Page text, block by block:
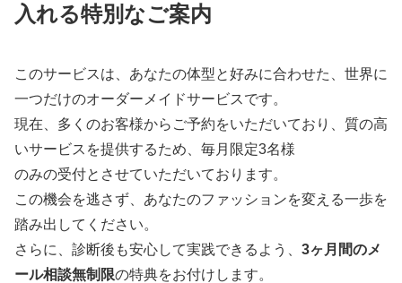
入れる特別なご案内
このサービスは、あなたの体型と好みに合わせた、世界に
一つだけのオーダーメイドサービスです。
現在、多くのお客様からご予約をいただいており、質の高
いサービスを提供するため、毎月限定3名様
のみの受付とさせていただいております。
この機会を逃さず、あなたのファッションを変える一歩を
踏み出してください。
さらに、診断後も安心して実践できるよう、 3ヶ月間のメ
ール相談無制限の特典をお付けします。